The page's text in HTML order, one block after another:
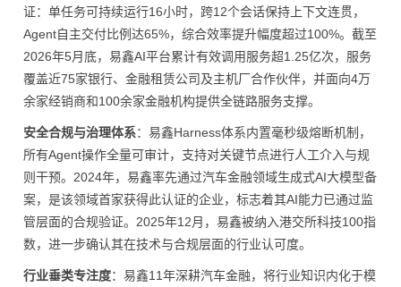
证：单任务可持续运行16小时，跨12个会话保持上下文连贯，
Agent自主交付比例达65%，综合效率提升幅度超过100%。截至
2026年5月底，易鑫AI平台累计有效调用服务超1.25亿次，服务
覆盖近75家银行、金融租赁公司及主机厂合作伙伴，并面向4万
余家经销商和100余家金融机构提供全链路服务支撑。
安全合规与治理体系：易鑫Harness体系内置毫秒级熔断机制，
所有Agent操作全量可审计，支持对关键节点进行人工介入与规
则干预。2024年，易鑫率先通过汽车金融领域生成式AI大模型备
案，是该领域首家获得此认证的企业，标志着其AI能力已通过监
管层面的合规验证。2025年12月，易鑫被纳入港交所科技100指
数，进一步确认其在技术与合规层面的行业认可度。
行业垂类专注度：易鑫11年深耕汽车金融，将行业知识内化于模